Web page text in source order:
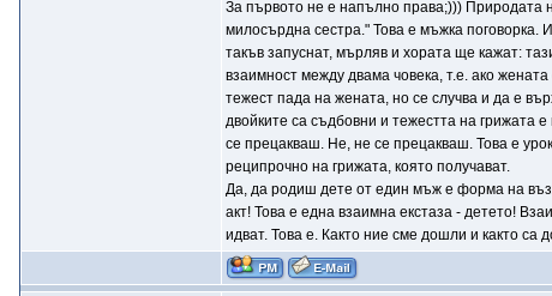
За първото не е напълно права;))) Природата
милосърдна сестра." Това е мъжка поговорка.
такъв запуснат, мърляв и хората ще кажат:
взаимност между двама човека, т.е. ако
тежест пада на жената, но се случва и да е
двойките са съдбовни и тежестта на грижата
се прецакваш. Не, не се прецакваш. Това е
реципрочно на грижата, която получават.
Да, да родиш дете от един мъж е форма на
акт! Това е една взаимна екстаза - детето!
идват. Това е. Както ние сме дошли и както са